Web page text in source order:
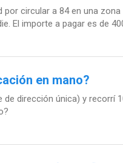
circular a 84 en una
El importe a pagar es de
en mano?
dirección única) y